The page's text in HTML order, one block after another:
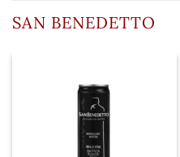
SAN BENEDETTO